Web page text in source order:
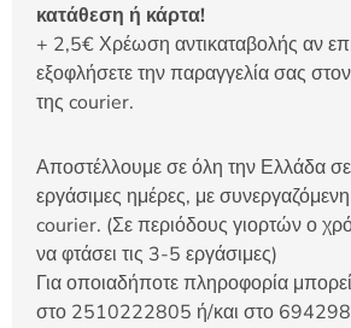
κατάθεση ή κάρτα!
+ 2,5€ Χρέωση αντικαταβολής αν
εξοφλήσετε την παραγγελία σας
της courier.
Αποστέλλουμε σε όλη την Ελλάδα
εργάσιμες ημέρες, με συνεργαζόμενη
courier. (Σε περιόδους γιορτών ο
να φτάσει τις 3-5 εργάσιμες)
Για οποιαδήποτε πληροφορία
στο 2510222805 ή/και στο